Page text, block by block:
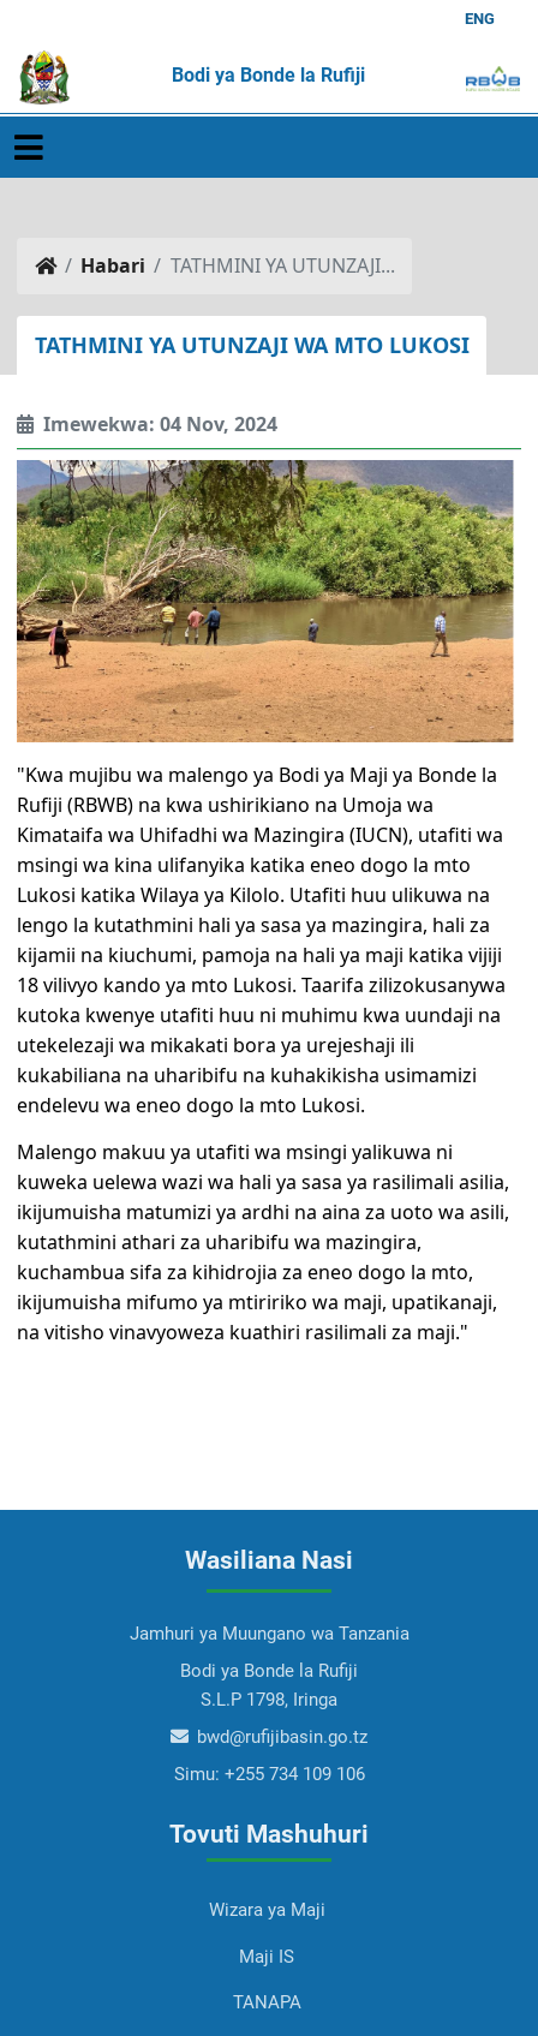
ENG
Bodi ya Bonde la Rufiji
Habari TATHMINI YA UTUNZAJI...
TATHMINI YA UTUNZAJI WA MTO LUKOSI
Imewekwa: 04 Nov, 2024
"Kwa mujibu wa malengo ya Bodi ya Maji ya Bonde la
Rufiji (RBWB) na kwa ushirikiano na Umoja wa
Kimataifa wa Uhifadhi wa Mazingira (IUCN), utafiti wa
msingi wa kina ulifanyika katika eneo dogo la mto
Lukosi katika Wilaya ya Kilolo. Utafiti huu ulikuwa na
lengo la kutathmini hali ya sasa ya mazingira, hali za
kijamii na kiuchumi, pamoja na hali ya maji katika vijiji
18 vilivyo kando ya mto Lukosi. Taarifa zilizokusanywa
kutoka kwenye utafiti huu ni muhimu kwa uundaji na
utekelezaji wa mikakati bora ya urejeshaji ili
kukabiliana na uharibifu na kuhakikisha usimamizi
endelevu wa eneo dogo la mto Lukosi.
Malengo makuu ya utafiti wa msingi yalikuwa ni
kuweka uelewa wazi wa hali ya sasa ya rasilimali asilia,
ikijumuisha matumizi ya ardhi na aina za uoto wa asili,
kutathmini athari za uharibifu wa mazingira,
kuchambua sifa za kihidrojia za eneo dogo la mto,
ikijumuisha mifumo ya mtiririko wa maji, upatikanaji,
na vitisho vinavyoweza kuathiri rasilimali za maji."
Wasiliana Nasi
Jamhuri ya Muungano wa Tanzania
Bodi ya Bonde la Rufiji
S.L.P 1798, Iringa
bwd@rufijibasin.go.tz
Simu: +255 734 109 106
Tovuti Mashuhuri
Wizara ya Maji
Maji IS
TANAPA